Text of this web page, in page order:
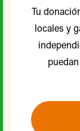
Tu
locales y